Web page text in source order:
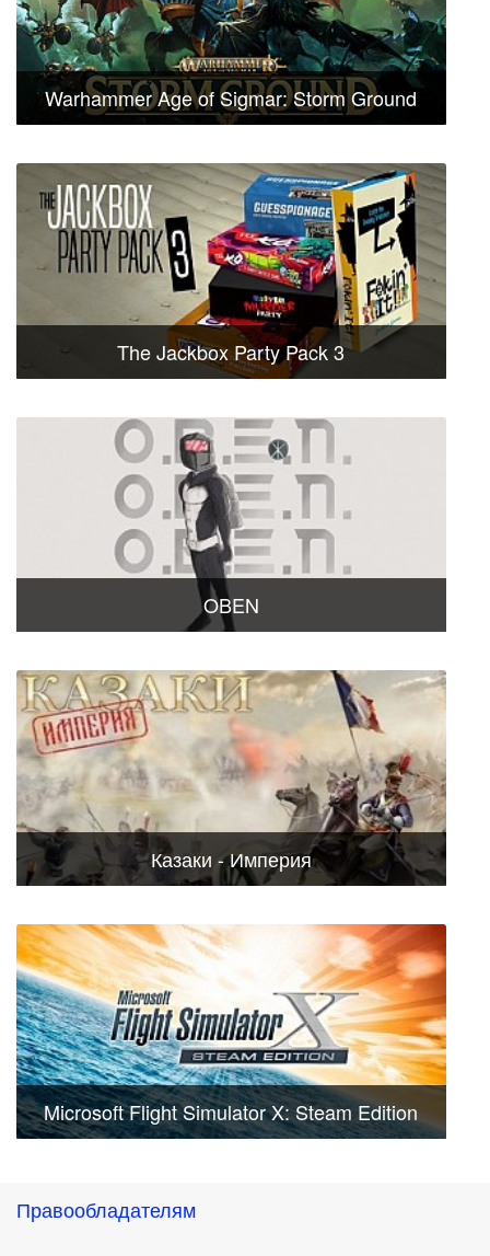
Warhammer Age of Sigmar: Storm Ground
The Jackbox Party Pack 3
OBEN
Казаки - Империя
Microsoft Flight Simulator X: Steam Edition
Правообладателям